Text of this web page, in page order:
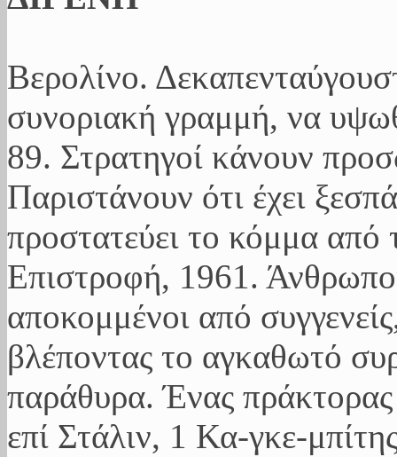
Βερολίνο.
συνοριακή γραμμή, να
89. Στρατηγοί κάνουν
Παριστάνουν ότι έχει
προστατεύει το κόμμα από
Επιστροφή, 1961.
αποκομμένοι από
βλέποντας το αγκαθωτό
παράθυρα. Ένας
επί Στάλιν, 1 Κα-γκε-